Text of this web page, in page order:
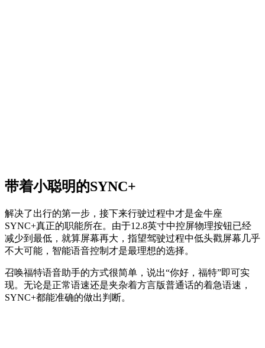
带着小聪明的SYNC+
解决了出行的第一步，接下来行驶过程中才是金牛座
SYNC+真正的职能所在。由于12.8英寸中控屏物理按钮已经
减少到最低，就算屏幕再大，指望驾驶过程中低头戳屏幕几乎
不大可能，智能语音控制才是最理想的选择。
召唤福特语音助手的方式很简单，说出“你好，福特”即可实
现。无论是正常语速还是夹杂着方言版普通话的着急语速，
SYNC+都能准确的做出判断。